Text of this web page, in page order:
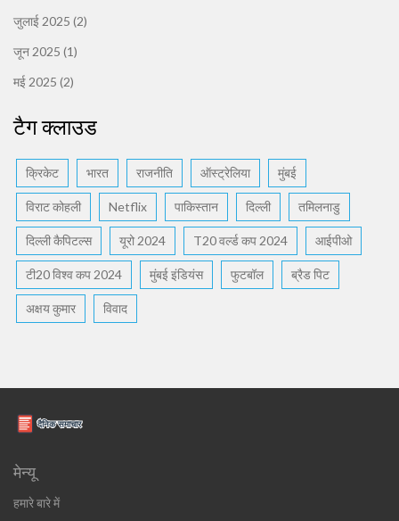
जुलाई 2025 (2)
जून 2025 (1)
मई 2025 (2)
टैग क्लाउड
क्रिकेट भारत राजनीति ऑस्ट्रेलिया मुंबई
विराट कोहली Netflix पाकिस्तान दिल्ली तमिलनाडु
दिल्ली कैपिटल्स यूरो 2024 T20 वर्ल्ड कप 2024 आईपीओ
टी20 विश्व कप 2024 मुंबई इंडियंस फुटबॉल ब्रैड पिट
अक्षय कुमार विवाद
मेन्यू
हमारे बारे में